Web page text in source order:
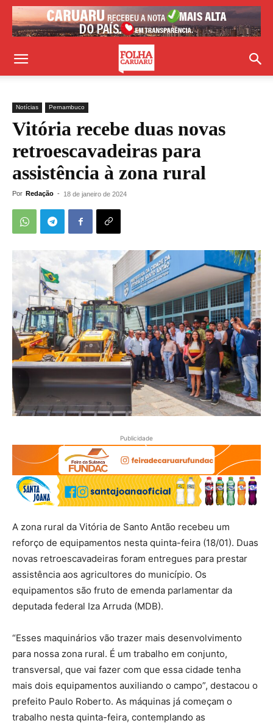
Notícias Pernambuco
Vitória recebe duas novas
retroescavadeiras para
assistência à zona rural
Por Redação - 18 de janeiro de 2024
Publicidade
A zona rural da Vitória de Santo Antão recebeu um
reforço de equipamentos nesta quinta-feira (18/01). Duas
novas retroescavadeiras foram entregues para prestar
assistência aos agricultores do município. Os
equipamentos são fruto de emenda parlamentar da
deputada federal Iza Arruda (MDB).
“Esses maquinários vão trazer mais desenvolvimento
para nossa zona rural. É um trabalho em conjunto,
transversal, que vai fazer com que essa cidade tenha
mais dois equipamentos auxiliando o campo”, destacou o
prefeito Paulo Roberto. As máquinas já começam o
trabalho nesta quinta-feira, contemplando as